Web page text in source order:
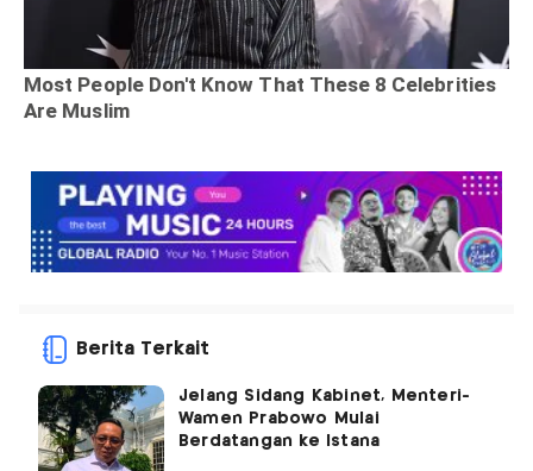
Berita Terkait
Jelang Sidang Kabinet, Menteri-
Wamen Prabowo Mulai
Berdatangan ke Istana